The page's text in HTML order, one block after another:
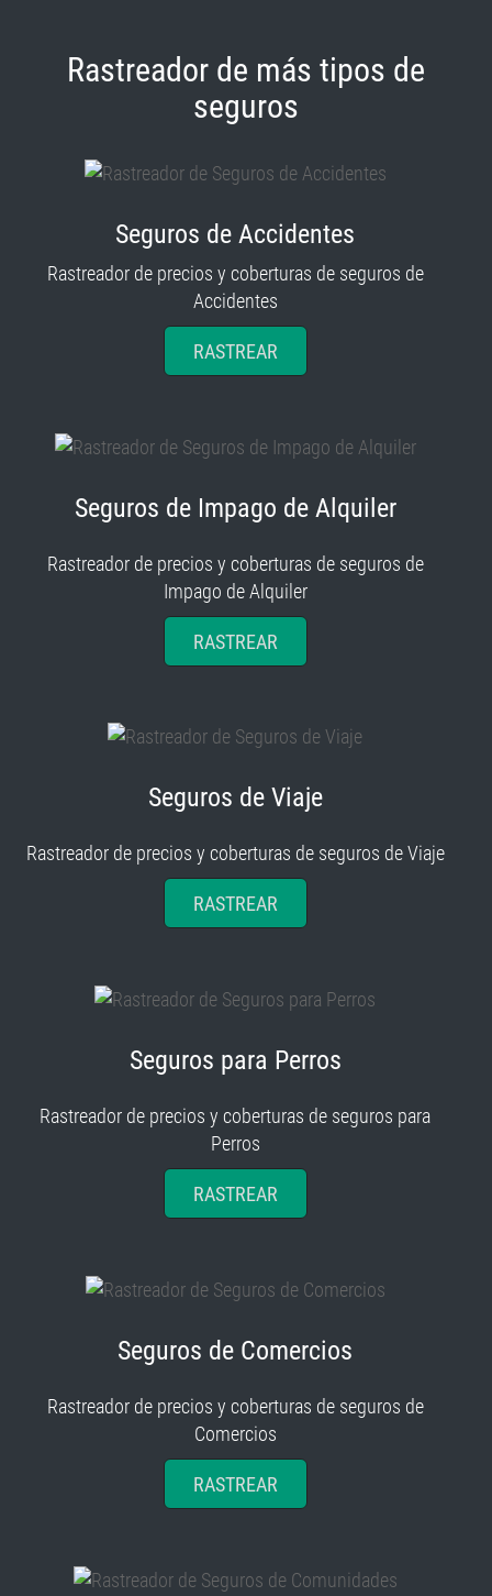
Rastreador de más tipos de
seguros
Seguros de Accidentes
Rastreador de precios y coberturas de seguros de
Accidentes
RASTREAR
Seguros de Impago de Alquiler
Rastreador de precios y coberturas de seguros de
Impago de Alquiler
RASTREAR
Seguros de Viaje
Rastreador de precios y coberturas de seguros de Viaje
RASTREAR
Seguros para Perros
Rastreador de precios y coberturas de seguros para
Perros
RASTREAR
Seguros de Comercios
Rastreador de precios y coberturas de seguros de
Comercios
RASTREAR